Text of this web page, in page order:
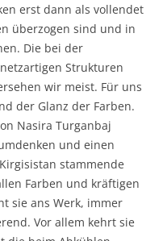
erst dann als vollendet
überzogen sind und in
Die bei der
Strukturen
wir meist. Für uns
der Glanz der Farben.
Nasira Turganbaj
und einen
stammende
Farben und kräftigen
sie ans Werk, immer
Vor allem kehrt sie